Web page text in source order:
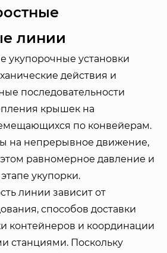
линии
укупорочные установки
действия и
последовательности
крышек на
по конвейерам.
на непрерывное движение,
равномерное давление и
укупорки.
линии зависит от
способов доставки
контейнеров и координации
станциями. Поскольку